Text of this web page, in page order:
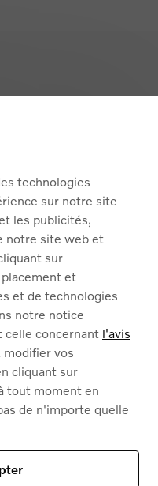
technologies
sur notre site
les publicités,
notre site web et
sur
et
et de technologies
notre notice
celle concernant l'avis
modifier vos
cliquant sur
tout moment en
de n'importe quelle